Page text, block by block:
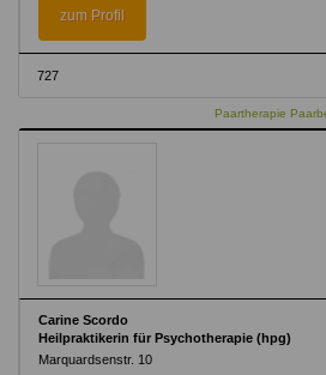
zum Profil
727
Paartherapie
Carine Scordo
Heilpraktikerin für Psychotherapie (hpg)
Marquardsenstr. 10